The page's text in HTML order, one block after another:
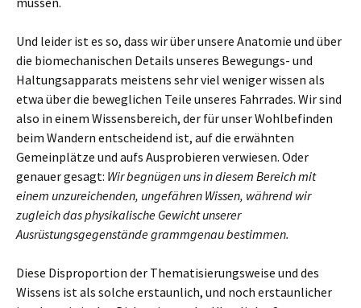
Und leider ist es so, dass wir über unsere Anatomie und über
die biomechanischen Details unseres Bewegungs- und
Haltungsapparats meistens sehr viel weniger wissen als
etwa über die beweglichen Teile unseres Fahrrades. Wir sind
also in einem Wissensbereich, der für unser Wohlbefinden
beim Wandern entscheidend ist, auf die erwähnten
Gemeinplätze und aufs Ausprobieren verwiesen. Oder
genauer gesagt: Wir begnügen uns in diesem Bereich mit
einem unzureichenden, ungefähren Wissen, während wir
zugleich das physikalische Gewicht unserer
Ausrüstungsgegenstände grammgenau bestimmen.
Diese Disproportion der Thematisierungsweise und des
Wissens ist als solche erstaunlich, und noch erstaunlicher